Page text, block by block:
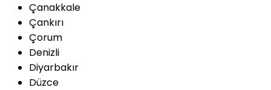
Çanakkale
Çankırı
Çorum
Denizli
Diyarbakır
Düzce